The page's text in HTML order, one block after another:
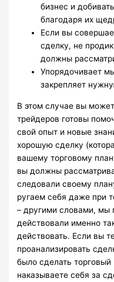
бизнес и
благодаря их
Если вы
сделку, не
должны
Упорядочивает
закрепляет
В этом случае вы
трейдеров готовы
свой опыт и новые
хорошую сделку
вашему торговому
вы должны
следовали своему
ругаем себя даже при
– другими словами, мы
действовали именно
действовать. Если вы
проанализировать
было сделать
наказываете себя за